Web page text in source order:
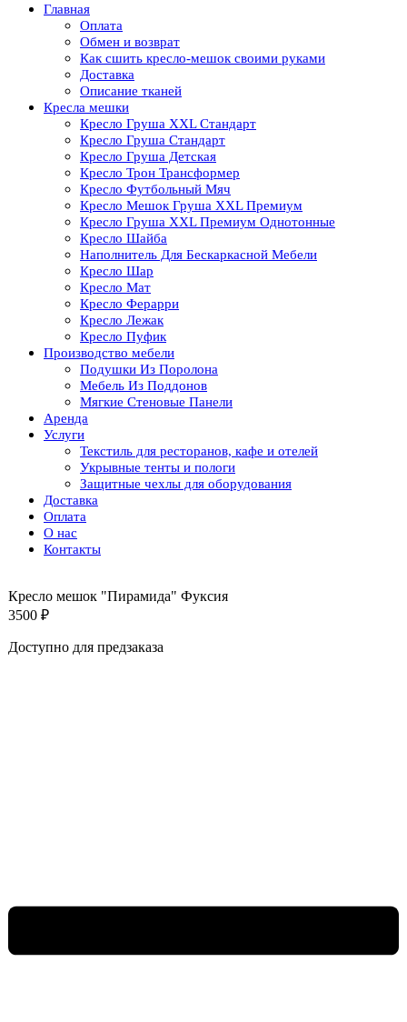
Главная
Оплата
Обмен и возврат
Как сшить кресло-мешок своими руками
Доставка
Описание тканей
Кресла мешки
Кресло Груша XXL Стандарт
Кресло Груша Cтандарт
Кресло Груша Детская
Кресло Трон Трансформер
Кресло Футбольный Мяч
Кресло Мешок Груша XXL Премиум
Кресло Груша XXL Премиум Однотонные
Кресло Шайба
Наполнитель Для Бескаркасной Мебели
Кресло Шар
Кресло Мат
Кресло Ферарри
Кресло Лежак
Кресло Пуфик
Производство мебели
Подушки Из Поролона
Мебель Из Поддонов
Мягкие Стеновые Панели
Аренда
Услуги
Текстиль для ресторанов, кафе и отелей
Укрывные тенты и пологи
Защитные чехлы для оборудования
Доставка
Оплата
О нас
Контакты
Кресло мешок "Пирамида" Фуксия
3500 ₽
Доступно для предзаказа